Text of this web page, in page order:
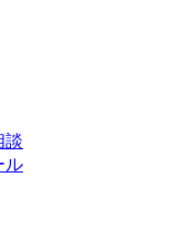
談
ル